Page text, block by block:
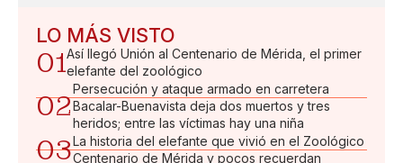
LO MÁS VISTO
01Así llegó Unión al Centenario de Mérida, el primer
elefante del zoológico
02
Persecución y ataque armado en carretera
Bacalar-Buenavista deja dos muertos y tres
heridos; entre las víctimas hay una niña
03La historia del elefante que vivió en el Zoológico
Centenario de Mérida y pocos recuerdan